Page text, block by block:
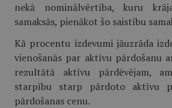
nekā nominālvērtība, kuru
samaksās, pienākot šo saistību
Kā procentu izdevumi jāuzrāda
vienošanās par aktīvu pārdošanu
rezultātā aktīvu pārdēvējam,
starpību starp pārdoto aktīvu
pārdošanas cenu.